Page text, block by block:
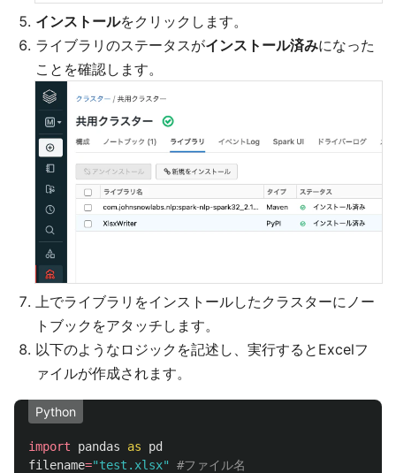
インストールをクリックします。
ライブラリのステータスがインストール済みになった
ことを確認します。
上でライブラリをインストールしたクラスターにノー
トブックをアタッチします。
以下のようなロジックを記述し、実行するとExcelフ
ァイルが作成されます。
Python
import pandas as
pd
filename="test.xlsx"